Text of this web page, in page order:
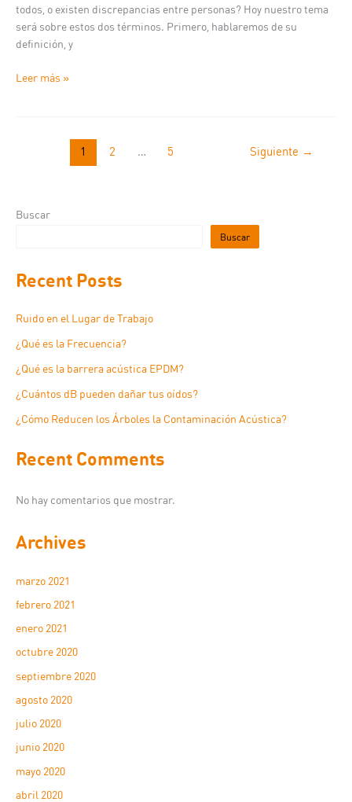
todos, o existen discrepancias entre personas? Hoy nuestro tema
será sobre estos dos términos. Primero, hablaremos de su
definición, y
Leer más »
1 2 … 5 Siguiente →
Buscar
Buscar
Recent Posts
Ruido en el Lugar de Trabajo
¿Qué es la Frecuencia?
¿Qué es la barrera acústica EPDM?
¿Cuántos dB pueden dañar tus oídos?
¿Cómo Reducen los Árboles la Contaminación Acústica?
Recent Comments
No hay comentarios que mostrar.
Archives
marzo 2021
febrero 2021
enero 2021
octubre 2020
septiembre 2020
agosto 2020
julio 2020
junio 2020
mayo 2020
abril 2020